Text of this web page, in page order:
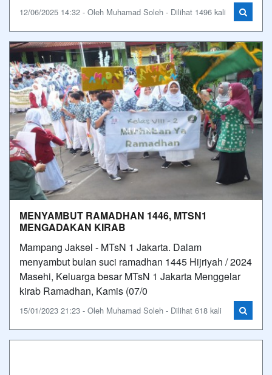
12/06/2025 14:32 - Oleh Muhamad Soleh - Dilihat 1496 kali
MENYAMBUT RAMADHAN 1446, MTSN1
MENGADAKAN KIRAB
Mampang Jaksel - MTsN 1 Jakarta. Dalam
menyambut bulan suci ramadhan 1445 Hijriyah / 2024
Masehi, Keluarga besar MTsN 1 Jakarta Menggelar
kirab Ramadhan, Kamis (07/0
15/01/2023 21:23 - Oleh Muhamad Soleh - Dilihat 618 kali